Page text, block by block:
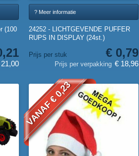
(100
? Meer informatie
24252 - LICHTGEVENDE PUFFER
RUPS IN DISPLAY (24st.)
Prijs per stuk € 0,79
Prijs per verpakking € 18,96
VANAF € 0,23